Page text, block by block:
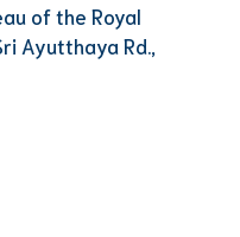
of the Royal
Ayutthaya Rd.,